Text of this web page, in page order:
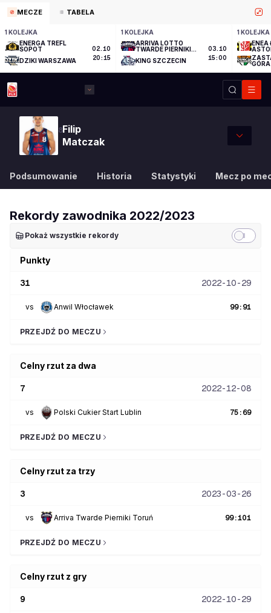
MECZE TABELA
1 KOLEJKA
ENERGA TREFL
SOPOT
DZIKI WARSZAWA
02.10
20:15
1 KOLEJKA
ARRIVA LOTTO
TWARDE PIERNIKI
KING SZCZECIN
03.10
15:00
1 KOLEJKA
ENEA
GÓRA
8Filip
Matczak
Podsumowanie Historia Statystyki Mecz po
Rekordy zawodnika 2022/2023
Pokaż wszystkie rekordy
Punkty
31 2022-10-29
vs Anwil Włocławek 99: 91
PRZEJDŹ DO MECZU
Celny rzut za dwa
7 2022-12-08
vs Polski Cukier Start Lublin 75 : 69
PRZEJDŹ DO MECZU
Celny rzut za trzy
3 2023-03-26
vs Arriva Twarde Pierniki Toruń 99:101
PRZEJDŹ DO MECZU
Celny rzut z gry
9 2022-10-29